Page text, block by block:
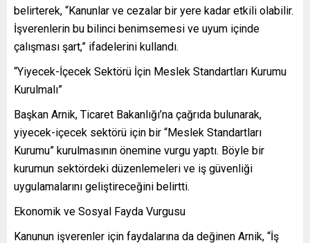
belirterek, “Kanunlar ve cezalar bir yere kadar etkili olabilir.
İşverenlerin bu bilinci benimsemesi ve uyum içinde
çalışması şart,” ifadelerini kullandı.
“Yiyecek-İçecek Sektörü İçin Meslek Standartları Kurumu
Kurulmalı”
Başkan Arnik, Ticaret Bakanlığı’na çağrıda bulunarak,
yiyecek-içecek sektörü için bir “Meslek Standartları
Kurumu” kurulmasının önemine vurgu yaptı. Böyle bir
kurumun sektördeki düzenlemeleri ve iş güvenliği
uygulamalarını geliştireceğini belirtti.
Ekonomik ve Sosyal Fayda Vurgusu
Kanunun işverenler için faydalarına da değinen Arnik, “İş